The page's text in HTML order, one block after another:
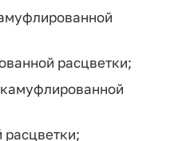
расцветки;